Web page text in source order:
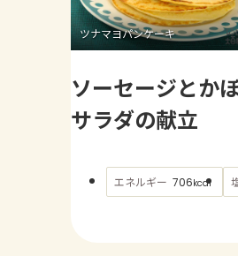
ツナマヨパンケーキ
ソーセージとか
サラダの献立
エネルギー 706kcal